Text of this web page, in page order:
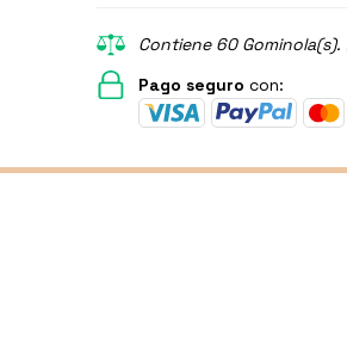
Contiene 60 Gominola(s).
Pago seguro con: